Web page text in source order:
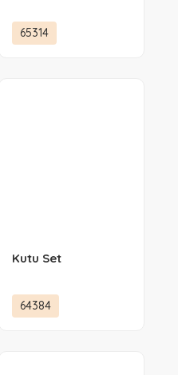
65314
Kutu Set
64384